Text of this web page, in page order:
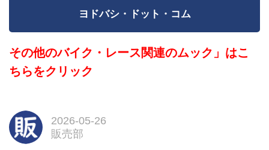
ヨドバシ・ドット・コム
その他のバイク・レース関連のムック」はこ
ちらをクリック
2026-05-26
販売部